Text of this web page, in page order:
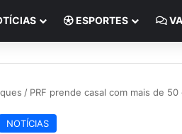
ESPORTES
/ PRF prende casal com mais de
NOTÍCIAS